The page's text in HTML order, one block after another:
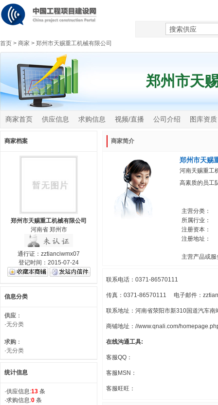
首页 > 商家 > 郑州市天赐重工机械有限公司
郑州市天
商家首页 供应信息 求购信息 视频/直播 公司介绍 图库资质
商家档案
郑州市天赐重工机械有限公司
河南省 郑州市
通行证：zztianciwmx07
登记时间：2015-07-24
信息分类
供应 ：
·无分类
求购 ：
·无分类
统计信息
·供应信息:13 条
·求购信息:0 条
商家简介
郑州市天赐
河南天赐重工
高素质的员工
主营分类：
所属行业：
注册资本：
注册地址：
主营产品或服
联系电话：0371-86570111
传真：0371-86570111 电子邮件：
联系地址：河南省荥阳市新310国道汽车南
商铺地址：//www.qnali.com/
在线沟通工具:
客服QQ：
客服MSN：
客服旺旺：